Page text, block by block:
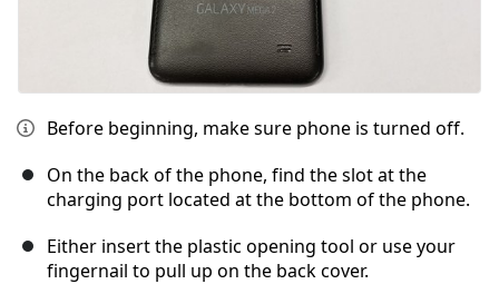
Before beginning, make sure phone is turned off.
On the back of the phone, find the slot at the
charging port located at the bottom of the phone.
Either insert the plastic opening tool or use your
fingernail to pull up on the back cover.